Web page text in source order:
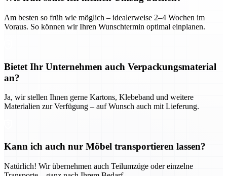
Am besten so früh wie möglich – idealerweise 2–4 Wochen im
Voraus. So können wir Ihren Wunschtermin optimal einplanen.
Bietet Ihr Unternehmen auch Verpackungsmaterial
an?
Ja, wir stellen Ihnen gerne Kartons, Klebeband und weitere
Materialien zur Verfügung – auf Wunsch auch mit Lieferung.
Kann ich auch nur Möbel transportieren lassen?
Natürlich! Wir übernehmen auch Teilumzüge oder einzelne